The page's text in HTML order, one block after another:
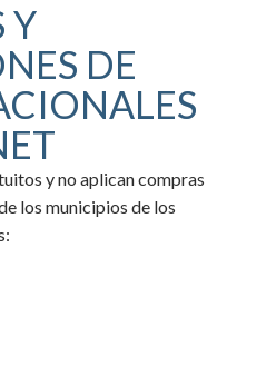
Y
DE
y no aplican compras
los municipios de los